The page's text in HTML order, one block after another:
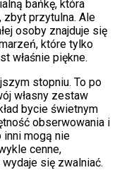
bańkę, która
przytulna. Ale
osoby znajduje się
które tylko
właśnie piękne.
stopniu. To po
własny zestaw
bycie świetnym
obserwowania i
mogą nie
cenne,
się zwalniać.